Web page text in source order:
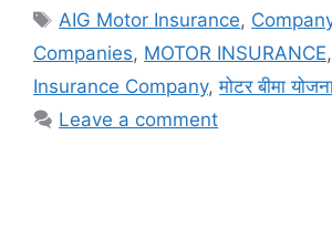
Tags
AIG Motor Insurance,
Companies, MOTOR INSURANCE,
Insurance Company,मोटर बीमा
Leave a comment